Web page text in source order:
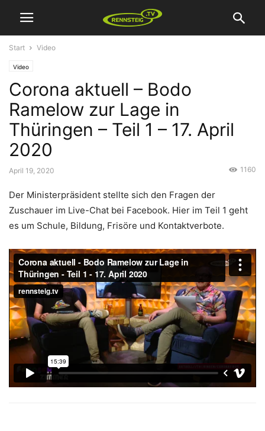
Start Video
Video
Corona aktuell – Bodo
Ramelow zur Lage in
Thüringen – Teil 1 – 17. April
2020
April 19, 2020 1160
Der Ministerpräsident stellte sich den Fragen der
Zuschauer im Live-Chat bei Facebook. Hier im Teil 1 geht
es um Schule, Bildung, Frisöre und Kontaktverbote.